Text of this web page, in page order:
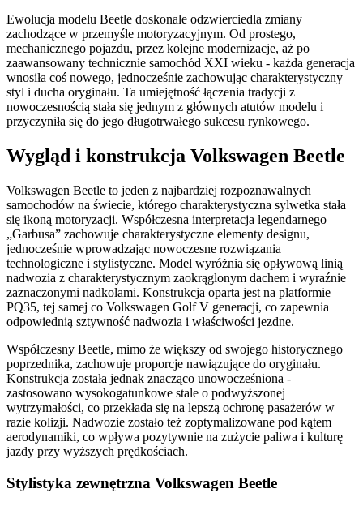
Ewolucja modelu Beetle doskonale odzwierciedla zmiany
zachodzące w przemyśle motoryzacyjnym. Od prostego,
mechanicznego pojazdu, przez kolejne modernizacje, aż po
zaawansowany technicznie samochód XXI wieku - każda generacja
wnosiła coś nowego, jednocześnie zachowując charakterystyczny
styl i ducha oryginału. Ta umiejętność łączenia tradycji z
nowoczesnością stała się jednym z głównych atutów modelu i
przyczyniła się do jego długotrwałego sukcesu rynkowego.
Wygląd i konstrukcja Volkswagen Beetle
Volkswagen Beetle to jeden z najbardziej rozpoznawalnych
samochodów na świecie, którego charakterystyczna sylwetka stała
się ikoną motoryzacji. Współczesna interpretacja legendarnego
„Garbusa” zachowuje charakterystyczne elementy designu,
jednocześnie wprowadzając nowoczesne rozwiązania
technologiczne i stylistyczne. Model wyróżnia się opływową linią
nadwozia z charakterystycznym zaokrąglonym dachem i wyraźnie
zaznaczonymi nadkolami. Konstrukcja oparta jest na platformie
PQ35, tej samej co Volkswagen Golf V generacji, co zapewnia
odpowiednią sztywność nadwozia i właściwości jezdne.
Współczesny Beetle, mimo że większy od swojego historycznego
poprzednika, zachowuje proporcje nawiązujące do oryginału.
Konstrukcja została jednak znacząco unowocześniona -
zastosowano wysokogatunkowe stale o podwyższonej
wytrzymałości, co przekłada się na lepszą ochronę pasażerów w
razie kolizji. Nadwozie zostało też zoptymalizowane pod kątem
aerodynamiki, co wpływa pozytywnie na zużycie paliwa i kulturę
jazdy przy wyższych prędkościach.
Stylistyka zewnętrzna Volkswagen Beetle